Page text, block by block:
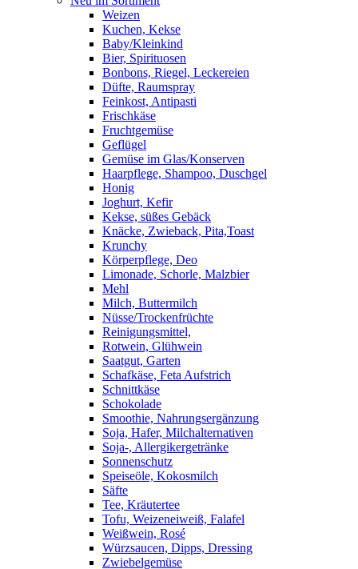
Weizen
Kuchen, Kekse
Baby/Kleinkind
Bier, Spirituosen
Bonbons, Riegel, Leckereien
Düfte, Raumspray
Feinkost, Antipasti
Frischkäse
Fruchtgemüse
Geflügel
Gemüse im Glas/Konserven
Haarpflege, Shampoo, Duschgel
Honig
Joghurt, Kefir
Kekse, süßes Gebäck
Knäcke, Zwieback, Pita,Toast
Krunchy
Körperpflege, Deo
Limonade, Schorle, Malzbier
Mehl
Milch, Buttermilch
Nüsse/Trockenfrüchte
Reinigungsmittel,
Rotwein, Glühwein
Saatgut, Garten
Schafkäse, Feta Aufstrich
Schnittkäse
Schokolade
Smoothie, Nahrungsergänzung
Soja, Hafer, Milchalternativen
Soja-, Allergikergetränke
Sonnenschutz
Speiseöle, Kokosmilch
Säfte
Tee, Kräutertee
Tofu, Weizeneiweiß, Falafel
Weißwein, Rosé
Würzsaucen, Dipps, Dressing
Zwiebelgemüse